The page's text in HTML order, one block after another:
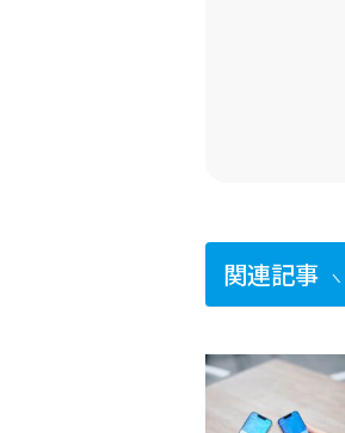
関連記事